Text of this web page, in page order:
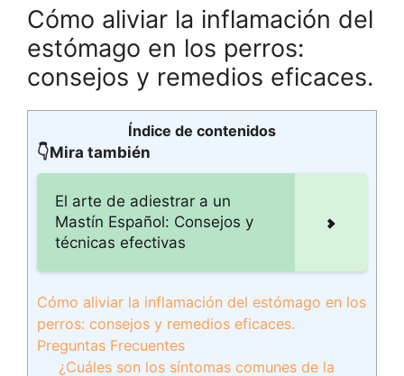
Cómo aliviar la inflamación del
estómago en los perros:
consejos y remedios eficaces.
Índice de contenidos
👇Mira también
El arte de adiestrar a un
Mastín Español: Consejos y
técnicas efectivas
Cómo aliviar la inflamación del estómago en los
perros: consejos y remedios eficaces.
Preguntas Frecuentes
¿Cuáles son los síntomas comunes de la